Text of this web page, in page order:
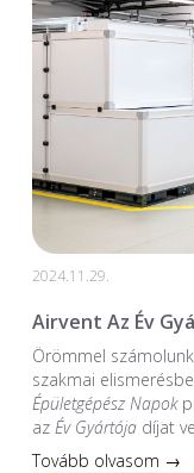
2024.11.29.
Airvent Az Év
Örömmel
szakmai
Épületgépész Napok
az Év Gyártójadíjat
Tovább olvasom →